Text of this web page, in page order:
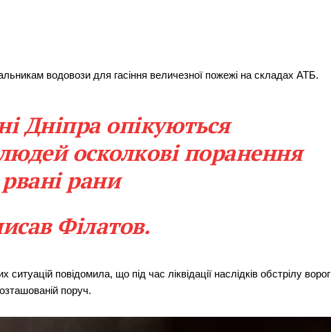
водовози для гасіння величезної пожежі на складах АТБ.
Дніпра опікуються
осколкові поранення
рани
Філатов.
повідомила, що під час ліквідації наслідків обстрілу ворог
поруч.